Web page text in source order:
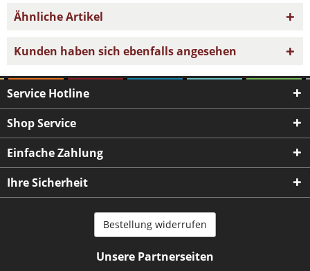
Ähnliche Artikel
Kunden haben sich ebenfalls angesehen
Service Hotline
Shop Service
Einfache Zahlung
Ihre Sicherheit
Bestellung widerrufen
Unsere Partnerseiten